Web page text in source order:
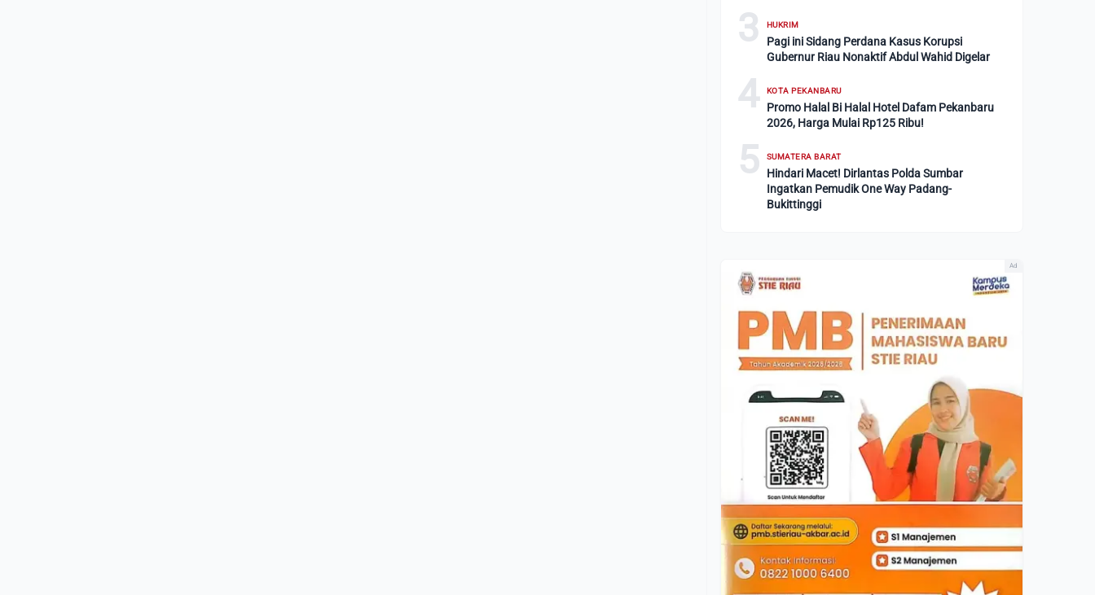
3 HUKRIM
Pagi ini Sidang Perdana Kasus Korupsi
Gubernur Riau Nonaktif Abdul Wahid Digelar
4 KOTA PEKANBARU
Promo Halal Bi Halal Hotel Dafam Pekanbaru
2026, Harga Mulai Rp125 Ribu!
5 SUMATERA BARAT
Hindari Macet! Dirlantas Polda Sumbar
Ingatkan Pemudik One Way Padang-
Bukittinggi
Ad